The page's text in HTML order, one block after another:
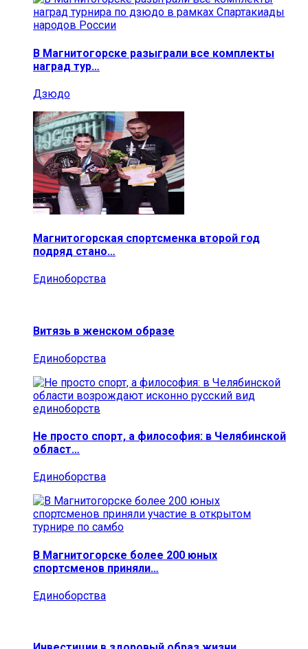
В Магнитогорске разыграли все комплекты
наград тур…
Дзюдо
Магнитогорская спортсменка второй год
подряд стано…
Единоборства
Витязь в женском образе
Единоборства
Не просто спорт, а философия: в Челябинской
област…
Единоборства
В Магнитогорске более 200 юных
спортсменов приняли…
Единоборства